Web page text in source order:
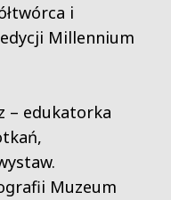
i
Millennium
– edukatorka
Muzeum